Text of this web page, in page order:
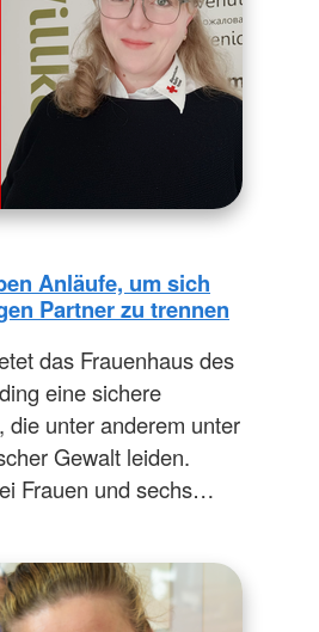
Anläufe, um sich
Partner zu trennen
das Frauenhaus des
eine sichere
die unter anderem unter
Gewalt leiden.
Frauen und sechs…